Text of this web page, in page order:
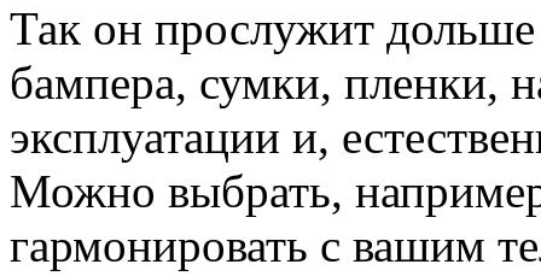
Так он прослужит
бампера, сумки, пленки,
эксплуатации и,
Можно выбрать,
гармонировать с вашим